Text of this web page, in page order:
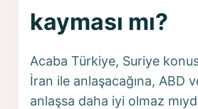
kayması mı?
Acaba Türkiye, Suriye
İran ile anlaşacağına, ABD
anlaşsa daha iyi olmaz